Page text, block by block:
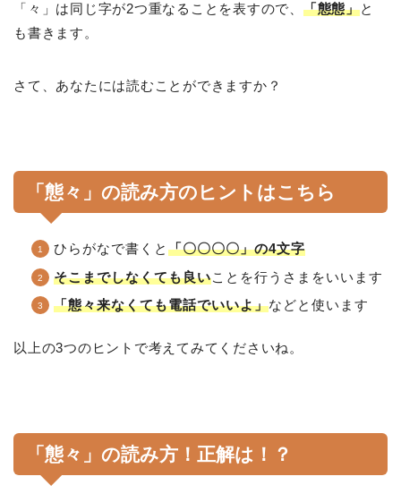
「々」は同じ字が2つ重なることを表すので、 「態態」と
も書きます。
さて、あなたには読むことができますか？
「態々」の読み方のヒントはこちら
ひらがなで書くと 「〇〇〇〇」の4文字
そこまでしなくても良いことを行うさまをいいます
「態々来なくても電話でいいよ」などと使います
以上の3つのヒントで考えてみてくださいね。
「態々」の読み方！正解は！？